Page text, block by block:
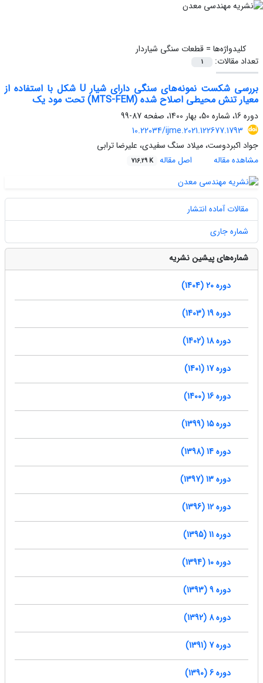
کلیدواژه‌ها =قطعات سنگی شیاردار
تعداد مقالات:
1
بررسی شکست نمونه‌های سنگی دارای شیار U شکل با استفاده از
معیار تنش محیطی اصلاح شده (MTS-FEM) تحت مود یک
دوره 16، شماره 50، بهار 1400، صفحه
87-99
10.22034/ijme.2021.122677.1793
جواد اکبردوست، میلاد سنگ سفیدی، علیرضا ترابی
مشاهده مقاله
اصل مقاله 716.29 K
مقالات آماده انتشار
شماره جاری
شماره‌های پیشین نشریه
دوره 20 (1404)
دوره 19 (1403)
دوره 18 (1402)
دوره 17 (1401)
دوره 16 (1400)
دوره 15 (1399)
دوره 14 (1398)
دوره 13 (1397)
دوره 12 (1396)
دوره 11 (1395)
دوره 10 (1394)
دوره 9 (1393)
دوره 8 (1392)
دوره 7 (1391)
دوره 6 (1390)